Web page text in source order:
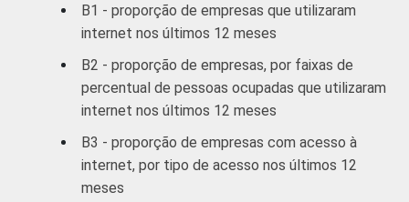
reparação de
veículos
motocicletas
Transporte,
armazenagem e
comunicações
18 79
B1 - proporção de empresas que utilizaram
internet nos últimos 12 meses
B2 - proporção de empresas, por faixas de
percentual de pessoas ocupadas que utilizaram
internet nos últimos 12 meses
B3 - proporção de empresas com acesso à
internet, por tipo de acesso nos últimos 12
meses